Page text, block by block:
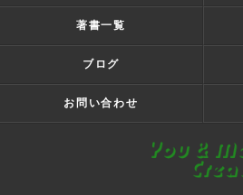
著書一覧
ブログ
お問い合わせ